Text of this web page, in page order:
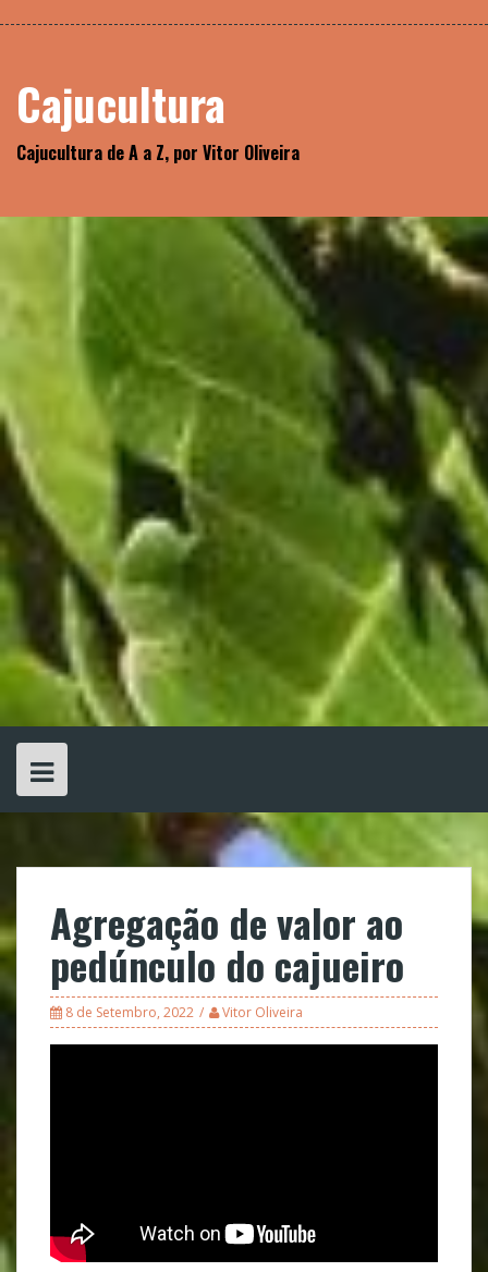
to
Cajucultura
Cajucultura de A a Z, por Vitor Oliveira
Agregação de valor ao
pedúnculo do cajueiro
8 de Setembro, 2022 Vitor Oliveira